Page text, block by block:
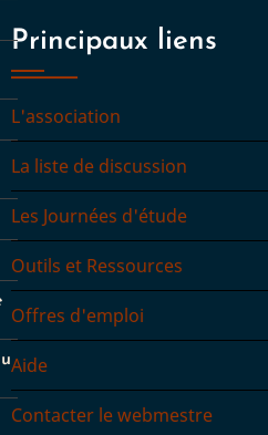
Principaux liens
L'association
La liste de discussion
Les Journées d'étude
Outils et Ressources
Offres d'emploi
Aide
Contacter le webmestre